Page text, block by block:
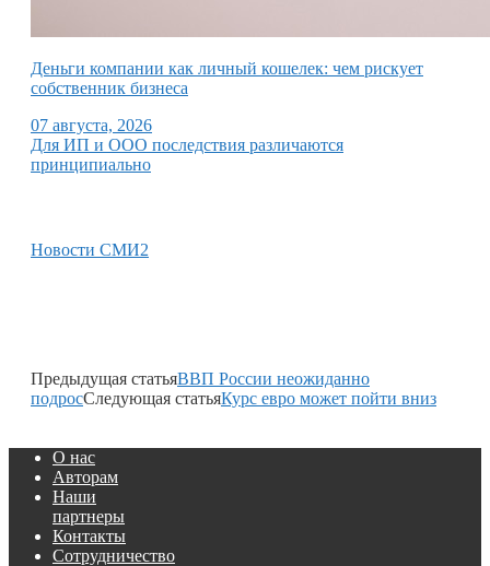
Деньги компании как личный кошелек: чем рискует
собственник бизнеса
07 августа, 2026
Для ИП и ООО последствия различаются
принципиально
Новости СМИ2
Предыдущая статьяВВП России неожиданно
подросСледующая статьяКурс евро может пойти вниз
О нас
Авторам
Наши
партнеры
Контакты
Сотрудничество